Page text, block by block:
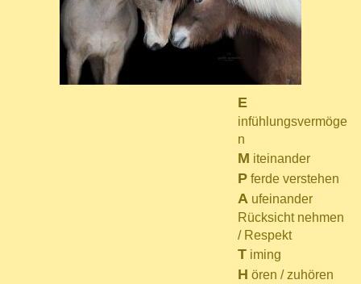
E
infühlungsvermöge
n
M iteinander
P ferde verstehen
A ufeinander
Rücksicht nehmen
/ Respekt
T iming
H ören / zuhören